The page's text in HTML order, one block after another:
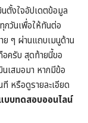
ตั้งใจอัปเดตข้อมูล
กวันเพื่อให้ทันต่อ
ย ๆ ผ่านแถบเมนูด้าน
ครับ สุดท้ายนี้ขอ
เสมอมา หากมีข้อ
หรือดูรายละเอียด
บบทดสอบออนไลน์